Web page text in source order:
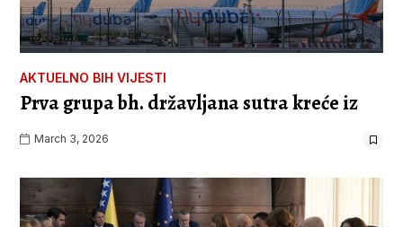
AKTUELNO BIH VIJESTI
Prva grupa bh. državljana sutra kreće iz
March 3, 2026